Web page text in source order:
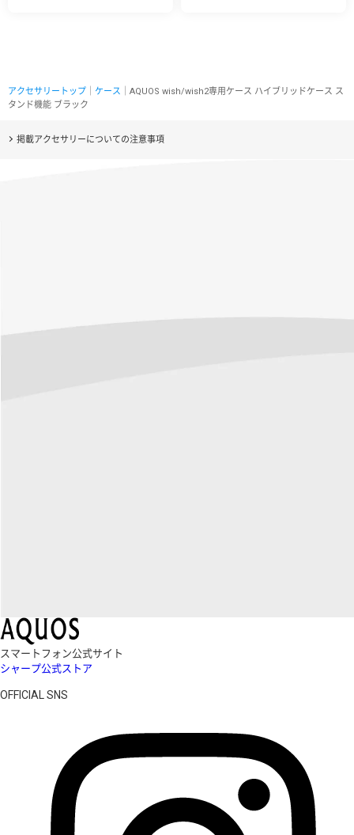
アクセサリートップ ケース ｜AQUOS wish/wish2専用ケース ハイブリッドケース ス
タンド機能 ブラック
掲載アクセサリーについての注意事項
スマートフォン公式サイト
シャープ公式ストア
OFFICIAL SNS